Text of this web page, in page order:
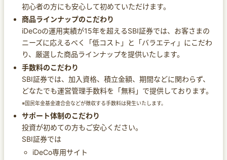
初心者の方にも安心して初めていただけます。
商品ラインナップのこだわり
iDeCoの運用実績が15年を超えるSBI証券では、お客さまの
ニーズに応えるべく「低コスト」と「バラエティ」にこだわ
り、厳選した商品ラインナップを提供いたします。
手数料のこだわり
SBI証券では、加入資格、積立金額、期間などに関わらず、
どなたでも運営管理手数料を「無料」で提供しております。
※国民年金基金連合会などが徴収する手数料は発生いたします。
サポート体制のこだわり
投資が初めての方もご安心ください。
SBI証券では
iDeCo専用サイト